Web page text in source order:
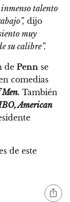
talento
dijo
muy
su calibre”.
de Penn se
comedias
También
American
de este